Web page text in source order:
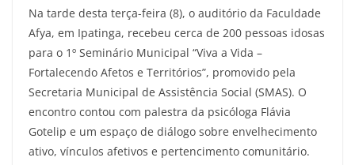
Na tarde desta terça-feira (8), o auditório da Faculdade
Afya, em Ipatinga, recebeu cerca de 200 pessoas idosas
para o 1º Seminário Municipal “Viva a Vida –
Fortalecendo Afetos e Territórios”, promovido pela
Secretaria Municipal de Assistência Social (SMAS). O
encontro contou com palestra da psicóloga Flávia
Gotelip e um espaço de diálogo sobre envelhecimento
ativo, vínculos afetivos e pertencimento comunitário.